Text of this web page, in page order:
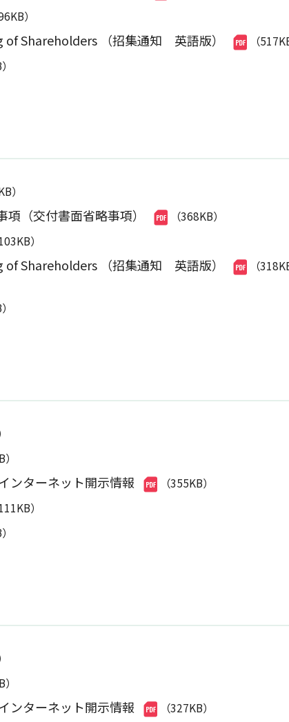
）
Shareholders （招集通知 英語版） （
）
（交付書面省略事項） （368KB）
103KB）
Shareholders （招集通知 英語版） （
ンターネット開示情報 （355KB）
111KB）
ンターネット開示情報 （327KB）